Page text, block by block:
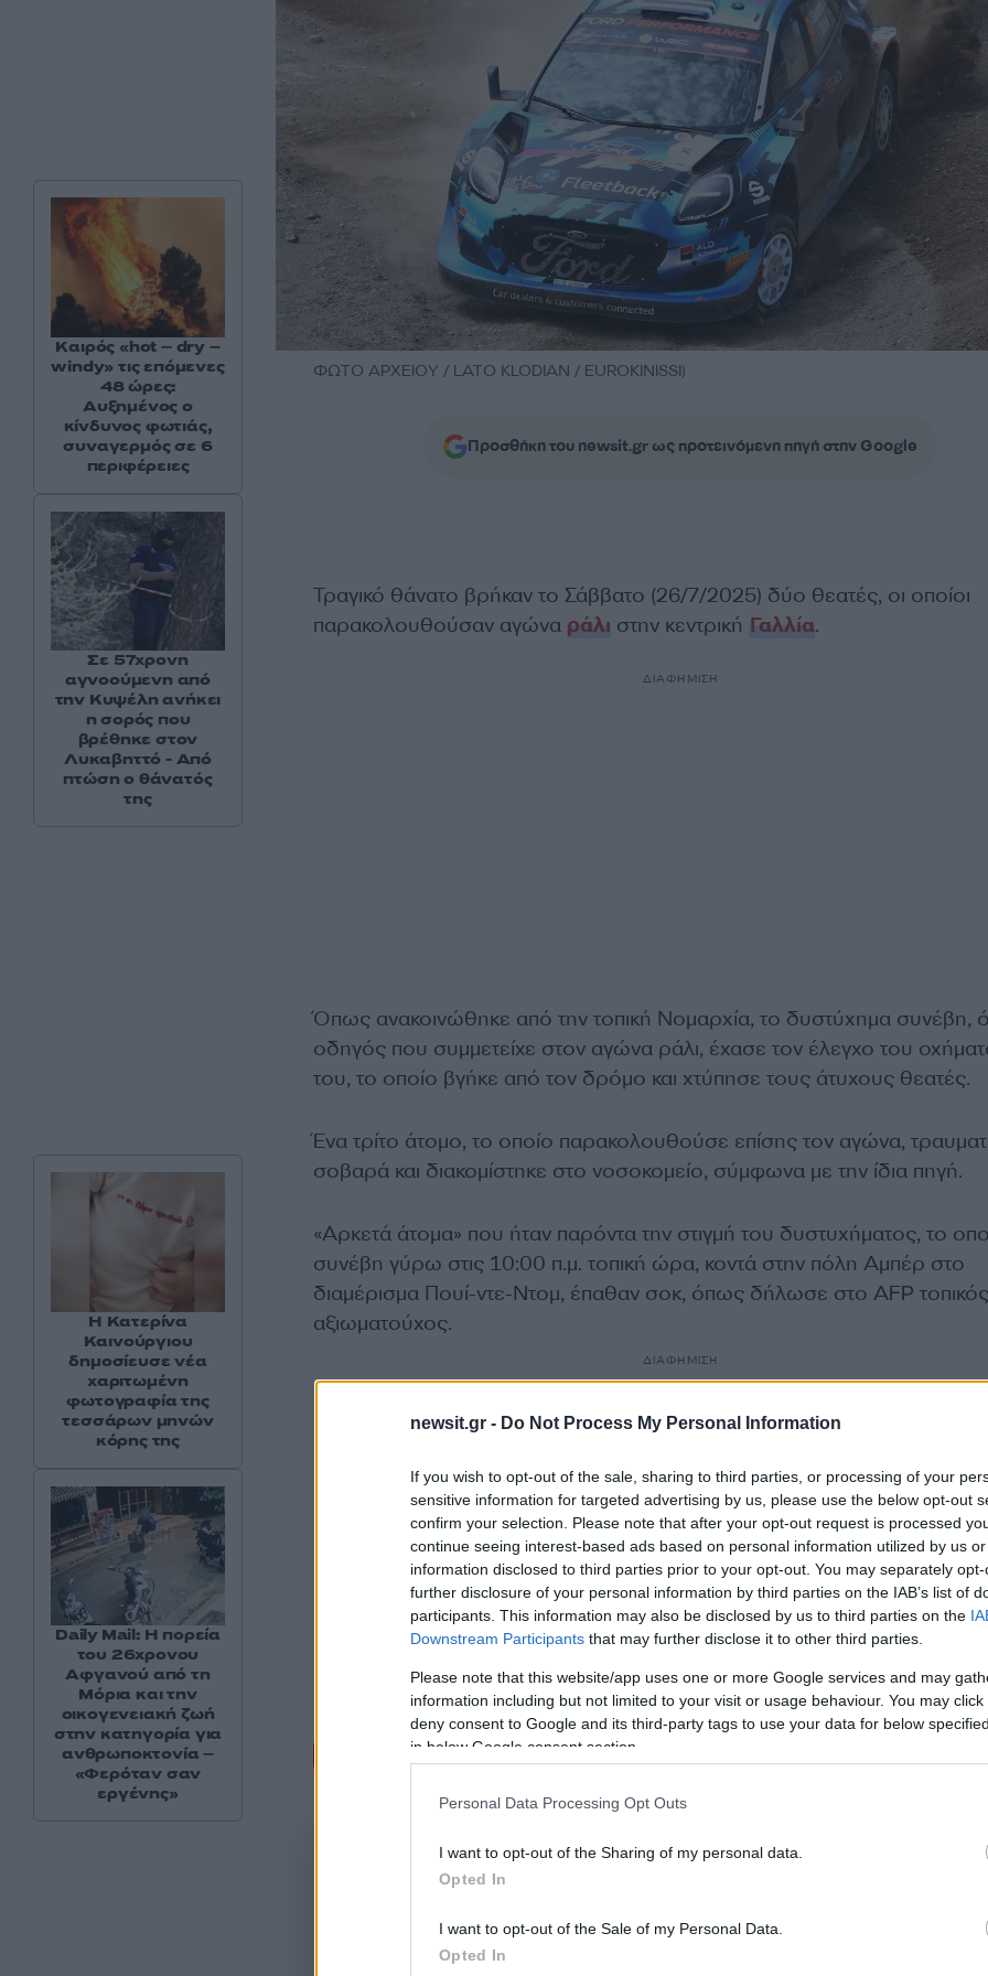
newsit.gr - Do Not Process My Personal Information
If you wish to opt-out of the sale, sharing to third parties, or processing of your
sensitive information for targeted advertising by us, please use the below opt-out
confirm your selection. Please note that after your opt-out request is processed
continue seeing interest-based ads based on personal information utilized by us
information disclosed to third parties prior to your opt-out. You may separately
further disclosure of your personal information by third parties on the IAB’s list of
participants. This information may also be disclosed by us to third parties on the
Downstream Participants that may further disclose it to other third parties.
Please note that this website/app uses one or more Google services and may
information including but not limited to your visit or usage behaviour. You may
deny consent to Google and its third-party tags to use your data for below
in below Google consent section.
Personal Data Processing Opt Outs
I want to opt-out of the Sharing of my personal data.
Opted In
I want to opt-out of the Sale of my Personal Data.
Opted In
ΦΩΤΟ ΑΡΧΕΙΟΥ / LATO KLODIAN / EUROKINISSI)
Προσθήκη του newsit.gr ως προτεινόμενη πηγή στην Google
Τραγικό θάνατο βρήκαν το Σάββατο (26/7/2025) δύο θεατές, οι οποίοι
παρακολουθούσαν αγώνα ράλι στην κεντρική Γαλλία.
ΔΙΑΦΗΜΙΣΗ
Όπως ανακοινώθηκε από την τοπική Νομαρχία, το δυστύχημα συνέβη,
οδηγός που συμμετείχε στον αγώνα ράλι, έχασε τον έλεγχο του
του, το οποίο βγήκε από τον δρόμο και χτύπησε τους άτυχους θεατές.
Ένα τρίτο άτομο, το οποίο παρακολουθούσε επίσης τον αγώνα,
σοβαρά και διακομίστηκε στο νοσοκομείο, σύμφωνα με την ίδια πηγή.
«Αρκετά άτομα» που ήταν παρόντα την στιγμή του δυστυχήματος, το
συνέβη γύρω στις 10:00 π.μ. τοπική ώρα, κοντά στην πόλη Αμπέρ στο
διαμέρισμα Πουί-ντε-Ντομ, έπαθαν σοκ, όπως δήλωσε στο AFP τοπικός
αξιωματούχος.
ΔΙΑΦΗΜΙΣΗ
Σχόλια
Καιρός «hot – dry –
windy» τις επόμενες
48 ώρες:
Αυξημένος ο
κίνδυνος φωτιάς,
συναγερμός σε 6
περιφέρειες
Σε 57χρονη
αγνοούμενη από
την Κυψέλη ανήκει
η σορός που
βρέθηκε στον
Λυκαβηττό - Από
πτώση ο θάνατός
της
Η Κατερίνα
Καινούργιου
δημοσίευσε νέα
χαριτωμένη
φωτογραφία της
τεσσάρων μηνών
κόρης της
Daily Mail: Η πορεία
του 26χρονου
Αφγανού από τη
Μόρια και την
οικογενειακή ζωή
στην κατηγορία για
ανθρωποκτονία –
«Φερόταν σαν
εργένης»